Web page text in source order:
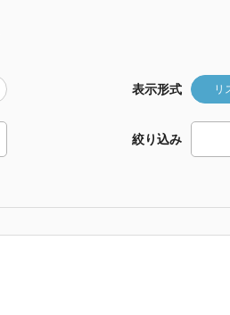
表示形式 リ
絞り込み